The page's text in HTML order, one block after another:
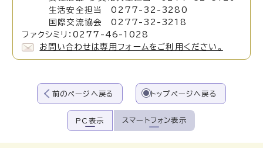
生活安全担当 0277-32-3280
国際交流協会 0277-32-3218
ファクシミリ：0277-46-1028
お問い合わせは専用フォームをご利用ください。
前のページへ戻る トップページへ戻る
PC表示 スマートフォン表示